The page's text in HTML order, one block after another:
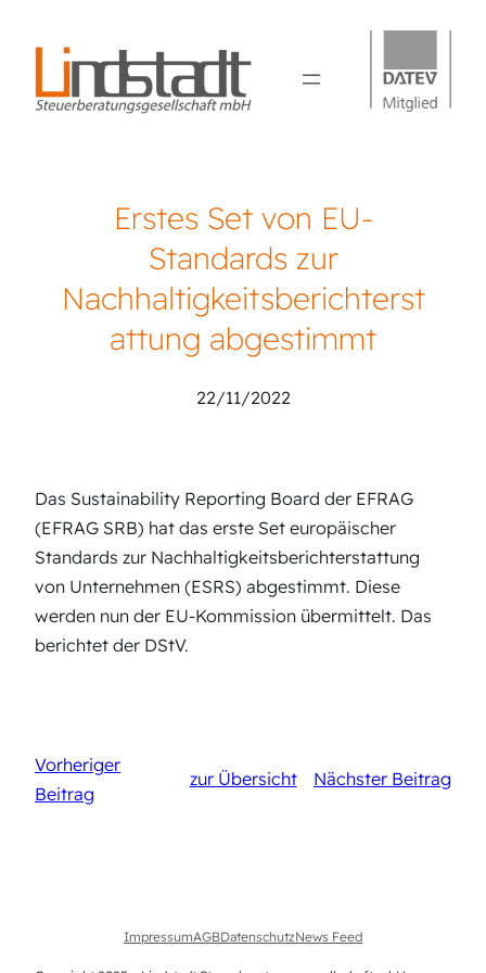
Erstes Set von EU-
Standards zur
Nachhaltigkeitsberichterst
attung abgestimmt
22/11/2022
Das Sustainability Reporting Board der EFRAG
(EFRAG SRB) hat das erste Set europäischer
Standards zur Nachhaltigkeitsberichterstattung
von Unternehmen (ESRS) abgestimmt. Diese
werden nun der EU-Kommission übermittelt. Das
berichtet der DStV.
Vorheriger
Beitrag
zur Übersicht Nächster Beitrag
ImpressumAGBDatenschutzNews Feed